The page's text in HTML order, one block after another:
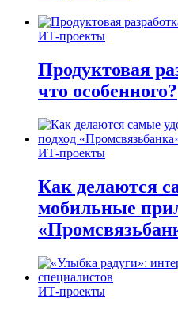
ИТ-проекты
Продуктовая
что особенного?
ИТ-проекты
Как делаются
мобильные
ИТ-проекты